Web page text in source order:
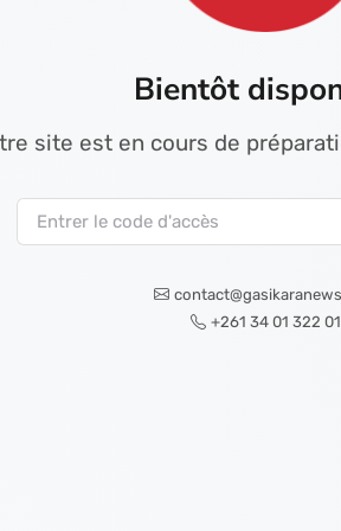
Bientôt
site est en cours de
+261 34 01 322 01